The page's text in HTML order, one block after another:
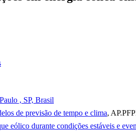
, SP, Brasil
de previsão de tempo e clima,
eólico durante condições estáveis e